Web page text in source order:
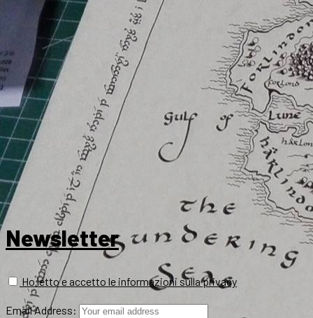
Newsletter
Ho letto e accetto le informazioni sulla privacy
Email Address: